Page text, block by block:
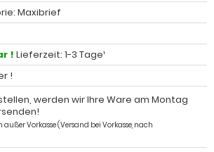
Maxibrief
! Lieferzeit: 1-3 Tage¹
!
werden wir Ihre Ware am Montag
Vorkasse (Versand bei Vorkasse, nach